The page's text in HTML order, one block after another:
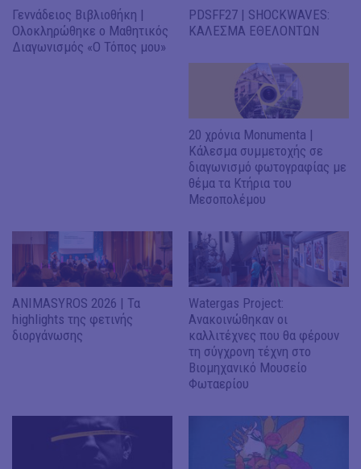
Γεννάδειος Βιβλιοθήκη |
Ολοκληρώθηκε ο Μαθητικός
Διαγωνισμός «Ο Τόπος μου»
PDSFF27 | SHOCKWAVES:
ΚΑΛΕΣΜΑ ΕΘΕΛΟΝΤΩΝ
20 χρόνια Monumenta |
Κάλεσμα συμμετοχής σε
διαγωνισμό φωτογραφίας με
θέμα τα Κτήρια του
Μεσοπολέμου
ANIMASYROS 2026 | Τα
highlights της φετινής
διοργάνωσης
Watergas Project:
Ανακοινώθηκαν οι
καλλιτέχνες που θα φέρουν
τη σύγχρονη τέχνη στο
Βιομηχανικό Μουσείο
Φωταερίου